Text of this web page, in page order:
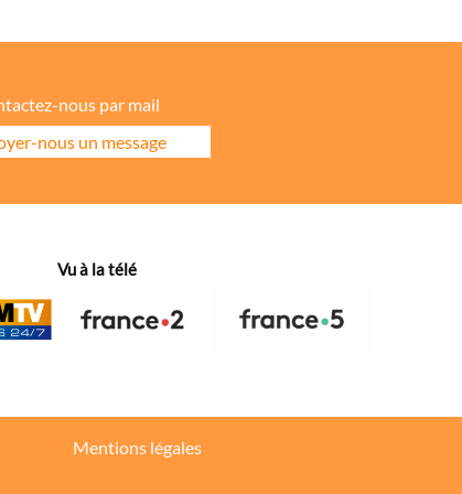
nous par mail
nous un message
Vu à la télé
Mentions légales
dans votre fil d’actualité.